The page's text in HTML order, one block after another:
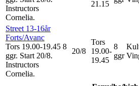
Instructors
Cornelia.
21.15
Street 13-16år
Forts/Avanc
Tors 19.00-19.45 8
ggr. Start 20/8.
Instructors
Cornelia.
20/8
Tors
19.00-
19.45
8
ggr